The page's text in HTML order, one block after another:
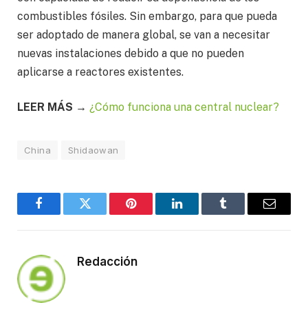
combustibles fósiles. Sin embargo, para que pueda
ser adoptado de manera global, se van a necesitar
nuevas instalaciones debido a que no pueden
aplicarse a reactores existentes.
LEER MÁS → ¿Cómo funciona una central nuclear?
China Shidaowan
FacebookTwitter Pinterest LinkedInTumblr Email
Redacción